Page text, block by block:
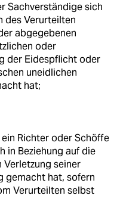
Sachverständige sich
des Verurteilten
abgegebenen
oder
der Eidespflicht oder
uneidlichen
hat;
Richter oder Schöffe
in Beziehung auf die
seiner
gemacht hat, sofern
Verurteilten selbst